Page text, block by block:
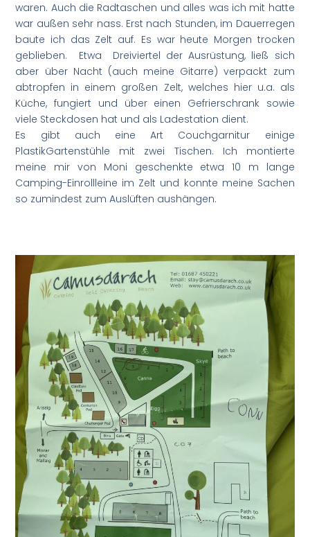
waren. Auch die Radtaschen und alles was ich mit hatte
war außen sehr nass. Erst nach Stunden, im Dauerregen
baute ich das Zelt auf. Es war heute Morgen trocken
geblieben. Etwa Dreiviertel der Ausrüstung, ließ sich
aber über Nacht (auch meine Gitarre) verpackt zum
abtropfen in einem großen Zelt, welches hier u.a. als
Küche, fungiert und über einen Gefrierschrank sowie
viele Steckdosen hat und als Ladestation dient.
Es gibt auch eine Art Couchgarnitur einige
PlastikGartenstühle mit zwei Tischen. Ich montierte
meine mir von Moni geschenkte etwa 10 m lange
Camping-Einrollleine im Zelt und konnte meine Sachen
so zumindest zum Auslüften aushängen.